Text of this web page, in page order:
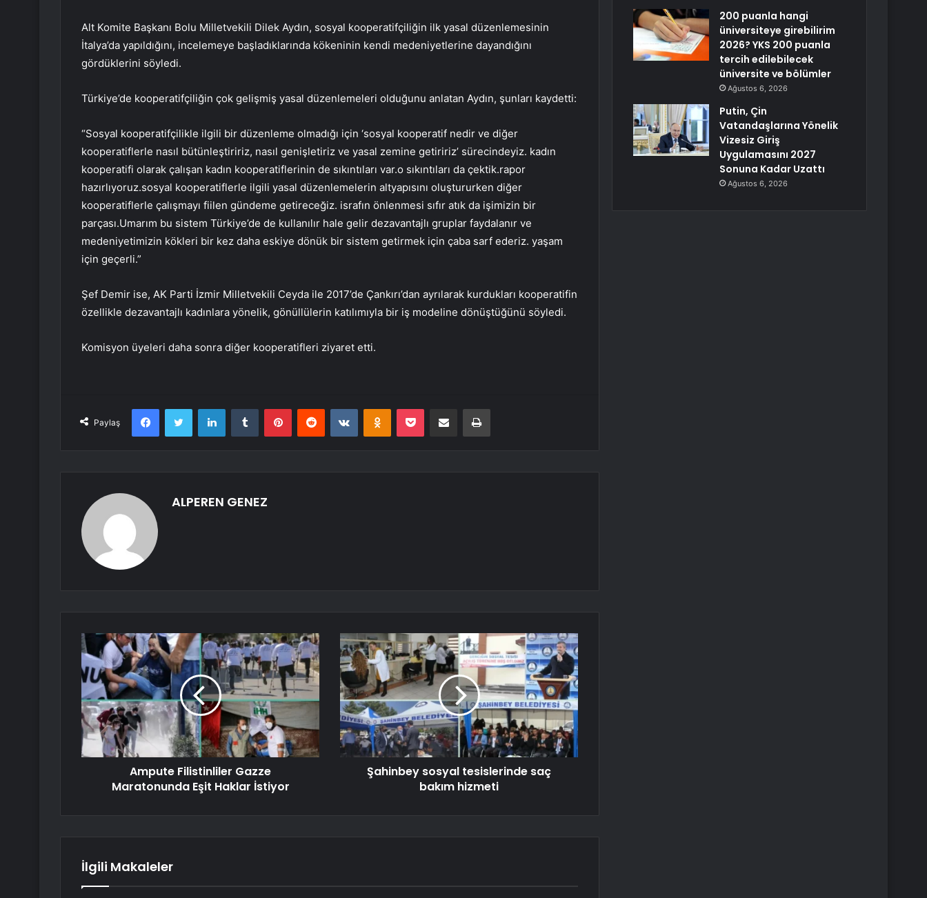
Alt Komite Başkanı Bolu Milletvekili Dilek Aydın, sosyal kooperatifçiliğin ilk yasal düzenlemesinin
İtalya’da yapıldığını, incelemeye başladıklarında kökeninin kendi medeniyetlerine dayandığını
gördüklerini söyledi.
Türkiye’de kooperatifçiliğin çok gelişmiş yasal düzenlemeleri olduğunu anlatan Aydın, şunları kaydetti:
“Sosyal kooperatifçilikle ilgili bir düzenleme olmadığı için ‘sosyal kooperatif nedir ve diğer
kooperatiflerle nasıl bütünleştiririz, nasıl genişletiriz ve yasal zemine getiririz’ sürecindeyiz. kadın
kooperatifi olarak çalışan kadın kooperatiflerinin de sıkıntıları var.o sıkıntıları da çektik.rapor
hazırlıyoruz.sosyal kooperatiflerle ilgili yasal düzenlemelerin altyapısını oluştururken diğer
kooperatiflerle çalışmayı fiilen gündeme getireceğiz. israfın önlenmesi sıfır atık da işimizin bir
parçası.Umarım bu sistem Türkiye’de de kullanılır hale gelir dezavantajlı gruplar faydalanır ve
medeniyetimizin kökleri bir kez daha eskiye dönük bir sistem getirmek için çaba sarf ederiz. yaşam
için geçerli.”
Şef Demir ise, AK Parti İzmir Milletvekili Ceyda ile 2017’de Çankırı’dan ayrılarak kurdukları kooperatifin
özellikle dezavantajlı kadınlara yönelik, gönüllülerin katılımıyla bir iş modeline dönüştüğünü söyledi.
Komisyon üyeleri daha sonra diğer kooperatifleri ziyaret etti.
Paylaş
FacebookTwitter LinkedInTumblr PinterestReddit VKontakteOdnoklassniki
Pocket E-Posta ile paylaş Yazdır
ALPEREN GENEZ
Ampute Filistinliler Gazze
Maratonunda Eşit Haklar İstiyor
Şahinbey sosyal tesislerinde saç
bakım hizmeti
İlgili Makaleler
200 puanla hangi
üniversiteye girebilirim
2026? YKS 200 puanla
tercih edilebilecek
üniversite ve bölümler
Ağustos 6, 2026
Putin, Çin
Vatandaşlarına Yönelik
Vizesiz Giriş
Uygulamasını 2027
Sonuna Kadar Uzattı
Ağustos 6, 2026